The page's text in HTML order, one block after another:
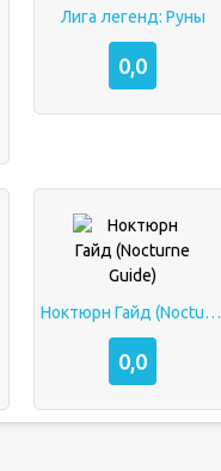
Лига легенд: Руны
0,0
Ноктюрн Гайд (Nocturne Guide)
0,0